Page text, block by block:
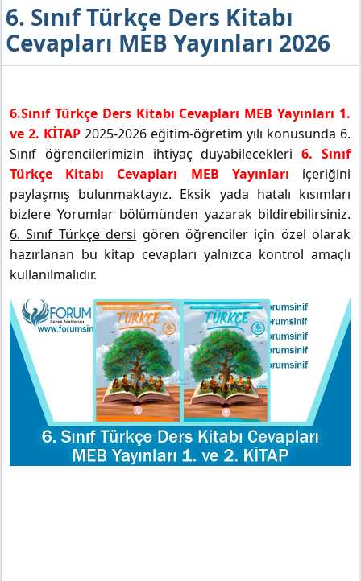
6. Sınıf Türkçe Ders Kitabı
Cevapları MEB Yayınları 2026
6.Sınıf Türkçe Ders Kitabı Cevapları MEB Yayınları 1.
ve 2. KİTAP 2025-2026 eğitim-öğretim yılı konusunda 6.
Sınıf öğrencilerimizin ihtiyaç duyabilecekleri6. Sınıf
Türkçe Kitabı Cevapları MEB Yayınları içeriğini
paylaşmış bulunmaktayız. Eksik yada hatalı kısımları
bizlere Yorumlar bölümünden yazarak bildirebilirsiniz.
6. Sınıf Türkçe dersi gören öğrenciler için özel olarak
hazırlanan bu kitap cevapları yalnızca kontrol amaçlı
kullanılmalıdır.